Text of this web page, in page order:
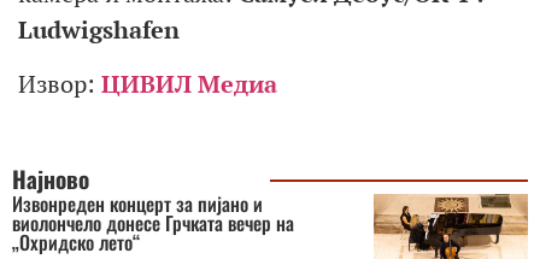
Ludwigshafen
Извор: ЦИВИЛ Медиа
Најново
Извонреден концерт за пијано и
виолончело донесе Грчката вечер на
„Охридско лето“